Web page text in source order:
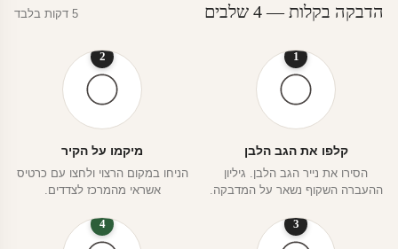
הדבקה בקלות — 4 שלבים 5 דקות בלבד
1
קלפו את הגב הלבן
הסירו את נייר הגב הלבן. גיליון
ההעברה השקוף נשאר על המדבקה.
2
מיקמו על הקיר
הניחו במקום הרצוי ולחצו עם כרטיס
אשראי מהמרכז לצדדים.
3
4